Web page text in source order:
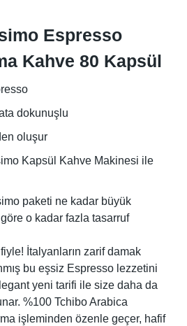
Espresso
Kahve 80 Kapsül
dokunuşlu
oluşur
Kapsül Kahve Makinesi ile
paketi ne kadar büyük
o kadar fazla tasarruf
İtalyanların zarif damak
bu eşsiz Espresso lezzetini
yeni tarifi ile size daha da
%100 Tchibo Arabica
işleminden özenle geçer, hafif